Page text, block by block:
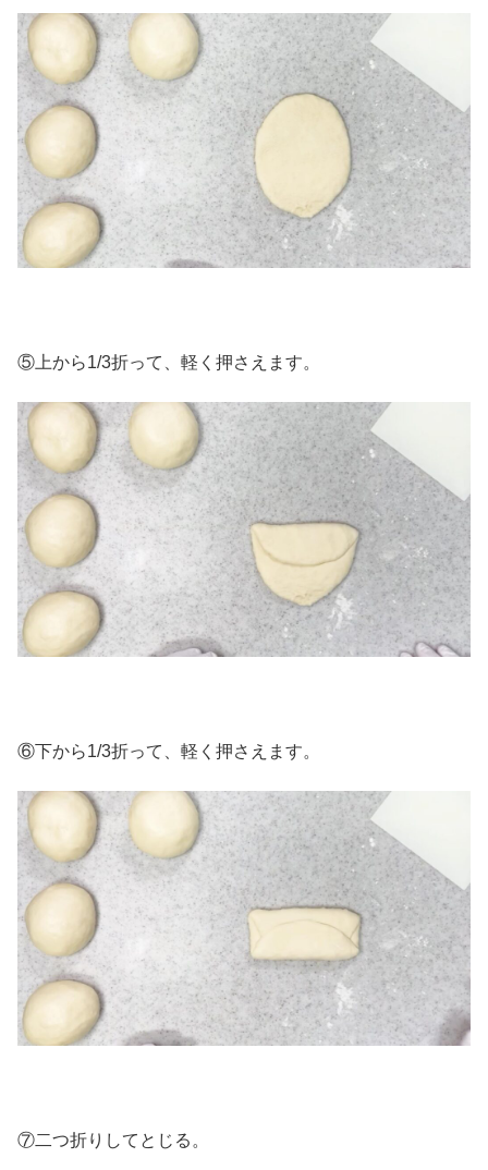
⑤上から1/3折って、軽く押さえます。
⑥下から1/3折って、軽く押さえます。
⑦二つ折りしてとじる。